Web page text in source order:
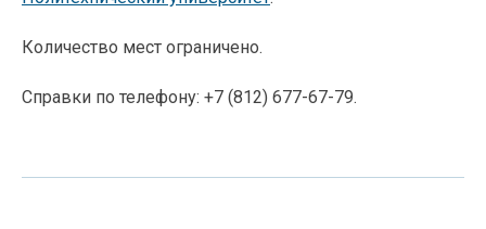
Количество мест ограничено.
Справки по телефону: +7 (812) 677-67-79.